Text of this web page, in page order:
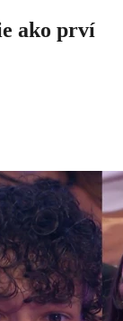
ako prví